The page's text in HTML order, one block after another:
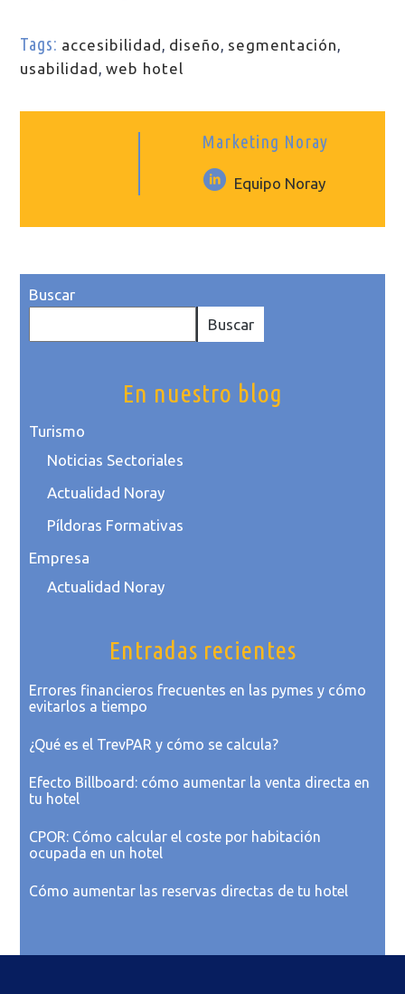
Tags: accesibilidad , diseño, segmentación,
usabilidad ,web hotel
Marketing Noray
Equipo Noray
Buscar
Buscar
En nuestro blog
Turismo
Noticias Sectoriales
Actualidad Noray
Píldoras Formativas
Empresa
Actualidad Noray
Entradas recientes
Errores financieros frecuentes en las pymes y cómo
evitarlos a tiempo
¿Qué es el TrevPAR y cómo se calcula?
Efecto Billboard: cómo aumentar la venta directa en
tu hotel
CPOR: Cómo calcular el coste por habitación
ocupada en un hotel
Cómo aumentar las reservas directas de tu hotel